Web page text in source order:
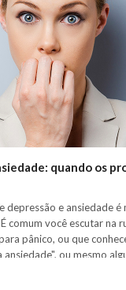
quando os
depressão e ansiedade é
comum você escutar na
pânico, ou que
ou mesmo